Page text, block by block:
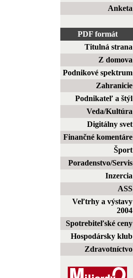
Anketa
PDF formát
Titulná strana
Z domova
Podnikové spektrum
Zahranicie
Podnikateľ a štýl
Veda/Kultúra
Digitálny svet
Finančné komentáre
Šport
Poradenstvo/Servis
Inzercia
ASS
Veľtrhy a výstavy
2004
Spotrebiteľské ceny
Hospodársky klub
Zdravotníctvo